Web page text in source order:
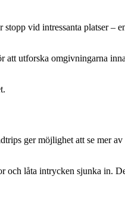
vid intressanta platser –
utforska omgivningarna
ger möjlighet att se mer
låta intrycken sjunka in.